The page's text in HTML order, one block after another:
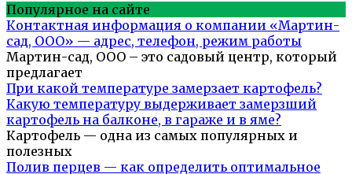
Популярное на сайте
Контактная информация о компании «Мартин-
сад, ООО» — адрес, телефон, режим работы
Мартин-сад, ООО – это садовый центр, который
предлагает
При какой температуре замерзает картофель?
Какую температуру выдерживает замерзший
картофель на балконе, в гараже и в яме?
Картофель — одна из самых популярных и
полезных
Полив перцев — как определить оптимальное